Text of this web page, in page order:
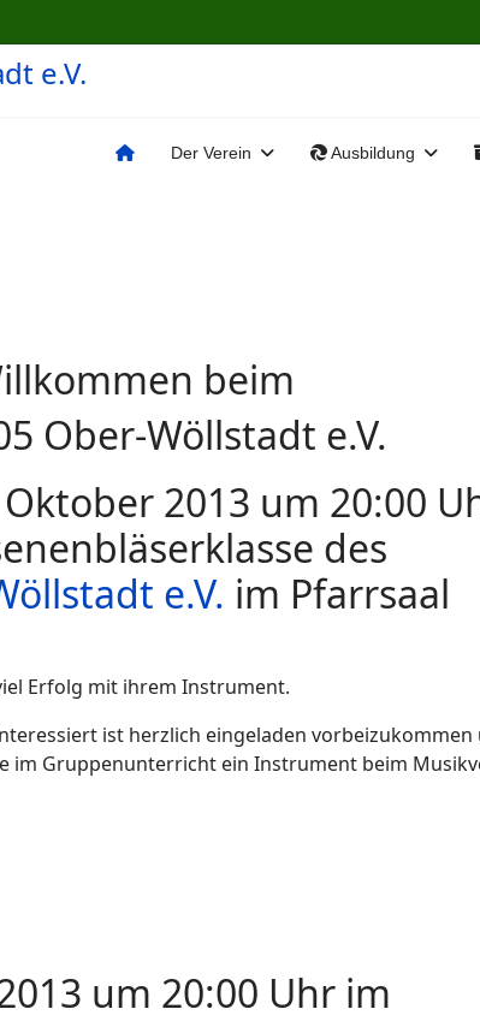
Der Verein Ausbildung
beim
Ober-Wöllstadt e.V.
2013 um 20:00
des
e.V. im Pfarrsaal
Erfolg mit ihrem Instrument.
ist herzlich eingeladen vorbeizukommen
im Gruppenunterricht ein Instrument beim
um 20:00 Uhr im